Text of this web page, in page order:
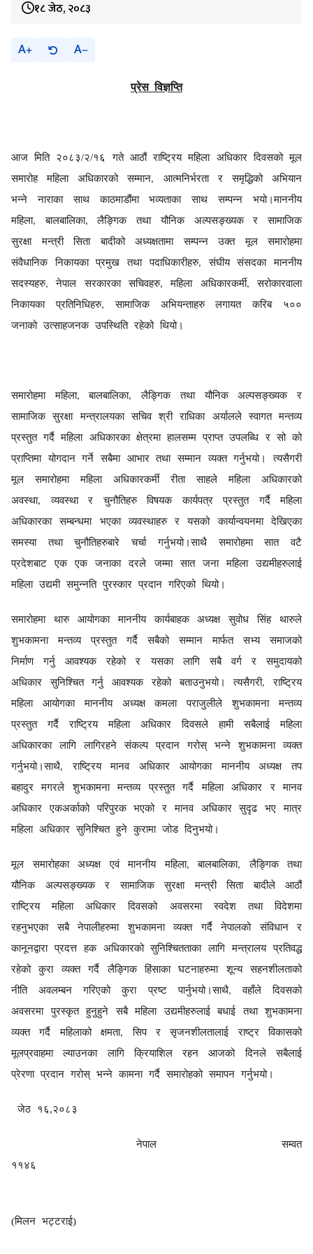
१८ जेठ, २०८३
A A
प्रेस विज्ञप्ति
आज मिति २०८३/२/१६ गते आठौं राष्ट्रिय महिला अधिकार दिवसको मूल
समारोह महिला अधिकारको सम्मान,
आत्मनिर्भरता र समृद्धिको अभियान
भन्ने नाराका साथ काठमाडौंमा भव्यताका साथ सम्पन्न भयो।माननीय
महिला, बालबालिका, लैङ्गिक तथा यौनिक अल्पसङ्ख्यक र सामाजिक
सुरक्षा मन्त्री सिता बादीको अध्यक्षतामा सम्पन्न उक्त मूल समारोहमा
संवैधानिक निकायका प्रमुख तथा पदाधिकारीहरु, संघीय संसदका माननीय
सदस्यहरु, नेपाल सरकारका सचिवहरु, महिला अधिकारकर्मी, सरोकारवाला
निकायका प्रतिनिधिहरु, सामाजिक अभियन्ताहरु लगायतकरिब ५००
जनाको उत्साहजनकउपस्थिति रहेको थियो।
समारोहमामहिला, बालबालिका,
लैङ्गिक तथा यौनिक अल्पसङ्ख्यक र
सामाजिक सुरक्षा मन्त्रालयका सचिव श्री राधिका अर्यालले स्वागत मन्तव्य
प्रस्तुत गर्दै महिला अधिकारका क्षेत्रमा हालसम्म प्राप्त उपलब्धि र सो को
प्राप्तिमा योगदान गर्ने सबैमा आभार तथा सम्मान व्यक्त गर्नुभयो। त्यसैगरी
मूल समारोहमा महिला अधिकारकर्मी रीता साहले महिला अधिकारको
अवस्था, व्यवस्था र चुनौतिहरु विषयक कार्यपत्र प्रस्तुत गर्दै महिला
अधिकारका सम्बन्धमा भएका व्यवस्थाहरु र यसको कार्यान्वयनमा देखिएका
समस्या तथा चुनौतिहरुबारे चर्चा गर्नुभयो।साथै समारोहमा सात वटै
प्रदेशबाट एक एक जनाका दरले जम्मा सात जना महिला उद्यमीहरुलाई
महिला उद्यमी समुन्नति पुरस्कार प्रदान गरिएको थियो।
समारोहमा थारु आयोगका माननीय कार्यबाहक अध्यक्ष सुवोध सिंह थारुले
शुभकामना मन्तव्य प्रस्तुत गर्दै सबैको सम्मान मार्फत सभ्य समाजको
निर्माण गर्नु आवश्यक रहेको र यसका लागि सबै वर्ग र समुदायको
अधिकार सुनिश्चित गर्नु आवश्यक रहेको बताउनुभयो। त्यसैगरी,
राष्ट्रिय
महिला आयोगका माननीय अध्यक्ष कमला पराजुलीले शुभकामना मन्तव्य
प्रस्तुत गर्दै राष्ट्रिय महिला अधिकार दिवसले हामी सबैलाई महिला
अधिकारका लागि लागिरहने संकल्प प्रदान गरोस् भन्ने शुभकामना व्यक्त
गर्नुभयो।साथै, राष्ट्रिय मानव अधिकार आयोगका माननीय अध्यक्ष तप
बहादुर मगरले शुभकामना मन्तव्य प्रस्तुत गर्दै महिला अधिकार र मानव
अधिकार एकअर्काको परिपुरक भएको र मानव अधिकार सुदृढ भए मात्र
महिला अधिकार सुनिश्चित हुने कुरामा जोड दिनुभयो।
मूल समारोहका अध्यक्ष एवं माननीय महिला, बालबालिका, लैङ्गिक तथा
यौनिक अल्पसङ्ख्यक र सामाजिक सुरक्षा मन्त्री सिता बादीले आठौं
राष्ट्रिय महिला अधिकार दिवसको अवसरमा स्वदेश तथा विदेशमा
रहनुभएका सबै नेपालीहरुमा शुभकामना व्यक्त गर्दै नेपालको संविधान र
कानूनद्वारा प्रदत्त हक अधिकारको सुनिश्चितताका लागि मन्त्रालय प्रतिवद्ध
रहेको कुरा व्यक्त गर्दै लैङ्गिक हिंसाका घटनाहरुमा शून्य सहनशीलताको
नीति अवलम्बन गरिएको कुरा प्रष्ट पार्नुभयो।साथै, वहाँले दिवसको
अवसरमा पुरस्कृत हुनुहुने सबै महिला उद्यमीहरुलाई बधाई तथा शुभकामना
व्यक्त गर्दै महिलाको क्षमता,
सिप र सृजनशीलतालाई राष्ट्र विकासको
मूलप्रवाहमा ल्याउनका लागि क्रियाशिल रहन आजको दिनले सबैलाई
प्रेरणा प्रदान गरोस् भन्ने कामना गर्दै समारोहको समापन गर्नुभयो।
जेठ १६,२०८३
नेपाल सम्वत
११४६
(मिलन भट्टराई)